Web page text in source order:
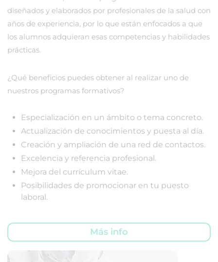
diseñados y elaborados por profesionales de la salud con
años de experiencia, por lo que están enfocados a que
los alumnos adquieran esas competencias y habilidades
prácticas.
¿Qué beneficios puedes obtener al realizar uno de
nuestros programas formativos?
Especialización en un ámbito o tema concreto.
Actualización de conocimientos y puesta al día.
Creación y ampliación de una red de contactos.
Excelencia y referencia profesional.
Mejora del currículum vitae.
Posibilidades de promocionar en tu puesto
laboral.
Más info